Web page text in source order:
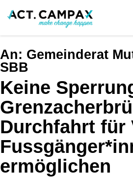
An: Gemeinderat
SBB
Keine
Durchfahrt für
ermöglichen